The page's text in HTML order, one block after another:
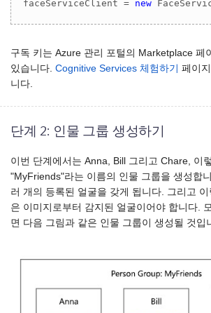
faceServiceClient = new
구독 키는 Azure 관리 포털의 Marketplace 페
있습니다. Cognitive Services 체험하기
페이
니다.
단계 2: 인물 그룹 생성하기
이번 단계에서는 Anna, Bill 그리고 Chare, 이
"MyFriends"라는 이름의 인물 그룹을 생성합
러 개의 등록된 얼굴을 갖게 됩니다. 그리고
은 이미지로부터 감지된 얼굴이어야 합니다.
면 다음 그림과 같은 인물 그룹이 생성될 것입